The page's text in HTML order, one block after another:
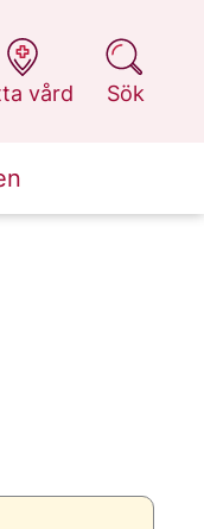
vård
1177.se
Sök
på 1177.se